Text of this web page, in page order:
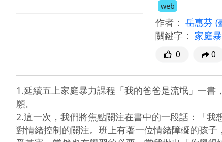
web
作者： 岳惠芬 (
關鍵字： 家庭
0 0
1.延續五上家庭暴力課程「我的爸爸是流氓」一
願。
2.這一次，我們將焦點關注在書中的一段話：「
對情緒控制的關注。班上有著一位情緒障礙的孩